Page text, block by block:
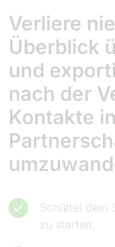
Verliere
Überblick
und
nach der
Kontakte
Schüttel dein
zu starten.